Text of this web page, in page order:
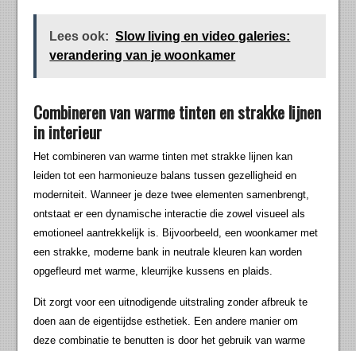
Lees ook: Slow living en video galeries:
verandering van je woonkamer
Combineren van warme tinten en strakke lijnen
in interieur
Het combineren van warme tinten met strakke lijnen kan
leiden tot een harmonieuze balans tussen gezelligheid en
moderniteit. Wanneer je deze twee elementen samenbrengt,
ontstaat er een dynamische interactie die zowel visueel als
emotioneel aantrekkelijk is. Bijvoorbeeld, een woonkamer met
een strakke, moderne bank in neutrale kleuren kan worden
opgefleurd met warme, kleurrijke kussens en plaids.
Dit zorgt voor een uitnodigende uitstraling zonder afbreuk te
doen aan de eigentijdse esthetiek. Een andere manier om
deze combinatie te benutten is door het gebruik van warme